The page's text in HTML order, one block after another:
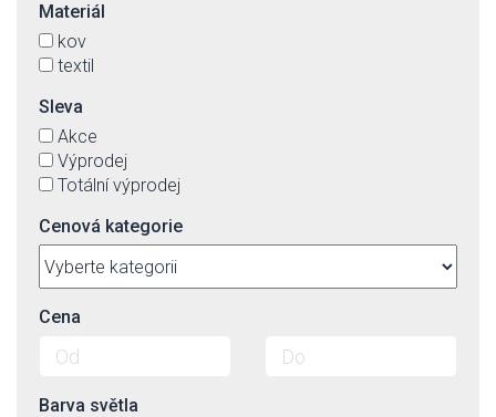
Materiál
kov
textil
Sleva
Akce
Výprodej
Totální výprodej
Cenová kategorie
Cena
Barva světla